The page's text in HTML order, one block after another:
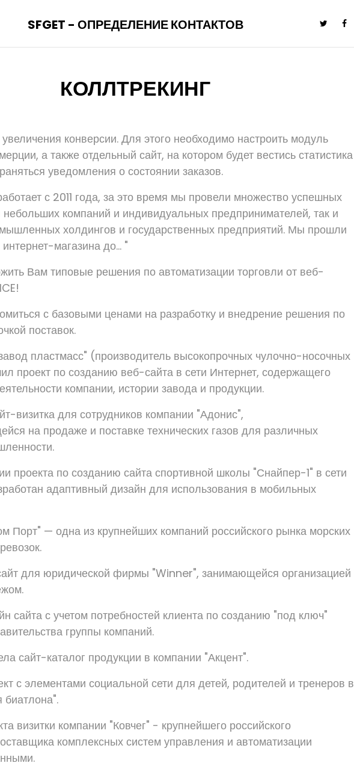
SFGET - ОПРЕДЕЛЕНИЕ КОНТАКТОВ
КОЛЛТРЕКИНГ
конверсии. Для этого необходимо настроить модуль
а также отдельный сайт, на котором будет вестись статистика
уведомления о состоянии заказов.
с 2011 года, за это время мы провели множество успешных
небольших компаний и индивидуальных предпринимателей, так и
холдингов и государственных предприятий. Мы прошли
магазина до... "
Вам типовые решения по автоматизации торговли от веб-
с базовыми ценами на разработку и внедрение решения по
поставок.
пластмасс" (производитель высокопрочных чулочно-носочных
проект по созданию веб-сайта в сети Интернет, содержащего
компании, истории завода и продукции.
визитка для сотрудников компании "Адонис",
на продаже и поставке технических газов для различных
проекта по созданию сайта спортивной школы "Снайпер-1" в сети
адаптивный дизайн для использования в мобильных
Порт" — одна из крупнейших компаний российского рынка морских
для юридической фирмы "Winner", занимающейся организацией
сайта с учетом потребностей клиента по созданию "под ключ"
группы компаний.
сайт-каталог продукции в компании "Акцент".
с элементами социальной сети для детей, родителей и тренеров в
визитки компании "Ковчег" - крупнейшего российского
комплексных систем управления и автоматизации